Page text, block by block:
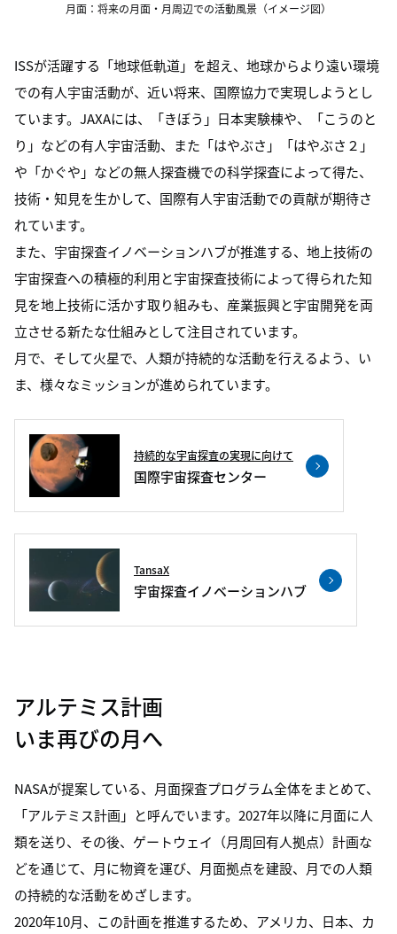
ISSが活躍する「地球低軌道」を超え、地球からより遠い環境
での有人宇宙活動が、近い将来、国際協力で実現しようとし
ています。JAXAには、「きぼう」日本実験棟や、「こうのと
り」などの有人宇宙活動、また「はやぶさ」「はやぶさ２」
や「かぐや」などの無人探査機での科学探査によって得た、
技術・知見を生かして、国際有人宇宙活動での貢献が期待さ
れています。
また、宇宙探査イノベーションハブが推進する、地上技術の
宇宙探査への積極的利用と宇宙探査技術によって得られた知
見を地上技術に活かす取り組みも、産業振興と宇宙開発を両
立させる新たな仕組みとして注目されています。
月で、そして火星で、人類が持続的な活動を行えるよう、い
ま、様々なミッションが進められています。
持続的な宇宙探査の実現に向けて
国際宇宙探査センター
TansaX
宇宙探査イノベーションハブ
月面：将来の月面・月周辺での活動風景（イメージ図）
アルテミス計画
いま再びの月へ
NASAが提案している、月面探査プログラム全体をまとめて、
「アルテミス計画」と呼んでいます。2027年以降に月面に人
類を送り、その後、ゲートウェイ（月周回有人拠点）計画な
どを通じて、月に物資を運び、月面拠点を建設、月での人類
の持続的な活動をめざします。
2020年10月、この計画を推進するため、アメリカ、日本、カ